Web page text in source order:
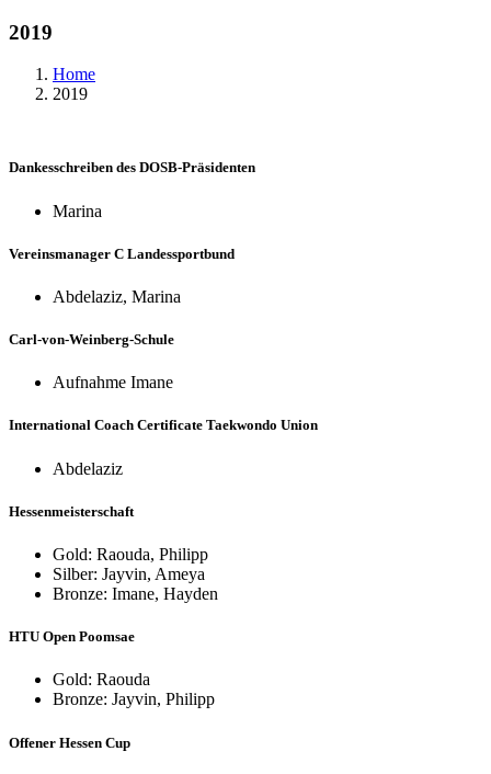
2019
Home
2019
Dankesschreiben des DOSB-Präsidenten
Marina
Vereinsmanager C Landessportbund
Abdelaziz, Marina
Carl-von-Weinberg-Schule
Aufnahme Imane
International Coach Certificate Taekwondo Union
Abdelaziz
Hessenmeisterschaft
Gold: Raouda, Philipp
Silber: Jayvin, Ameya
Bronze: Imane, Hayden
HTU Open Poomsae
Gold: Raouda
Bronze: Jayvin, Philipp
Offener Hessen Cup